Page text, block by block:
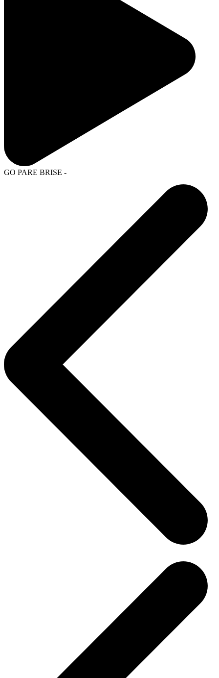
GO PARE BRISE -